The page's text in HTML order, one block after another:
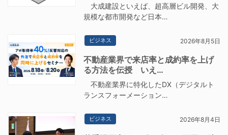
大成建設といえば、超高層ビル開発、大
規模な都市開発など日本…
ビジネス 2026年8月5日
不動産業界で来店率と成約率を上げ
る方法を伝授 いえ…
不動産業界に特化したDX（デジタルト
ランスフォーメーション…
ビジネス 2026年8月4日